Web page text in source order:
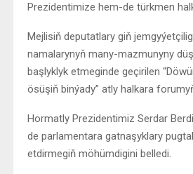
Prezidentimize hem-de türkmen
Mejlisiň deputatlary giň
namalarynyň many-mazmunyny
başlyklyk etmeginde geçirilen
ösüşiň binýady” atly halkara
Hormatly Prezidentimiz Serdar
de parlamentara gatnaşyklary
etdirmegiň möhümdigini belledi.